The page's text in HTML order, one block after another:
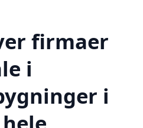
firmaer
i
i